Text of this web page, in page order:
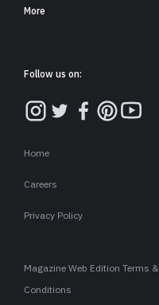
More
Follow us on:
Home
Careers
Privacy Policy
Magazine Web Edition Terms &
Conditions